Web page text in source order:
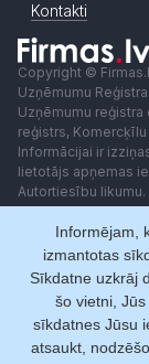
Kontakti
Copyright ©
Uzņēmumu
Uzņēmumu
reģistrs,
Informācijai ir
lietotājs apņemas
Autortiesību
lēmumiem, kas
izmantot jebkādas
piekļuvei sistēmai
redaktore: Ingūna
Lietošanas noteikumi
Informējam,
izmantotas
Sīkdatne uzkrāj
šo vietni,
sīkdatnes Jūsu
atsaukt,